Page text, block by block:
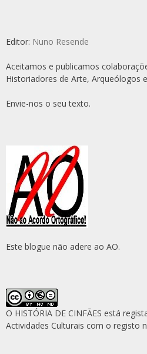
Editor: Nuno Resende
Aceitamos e publicamos
Historiadores de Arte, Arqueólogos
Envie-nos o seu texto.
Este blogue não adere ao AO.
O HISTÓRIA DE CINFÃES está
Actividades Culturais com o registo